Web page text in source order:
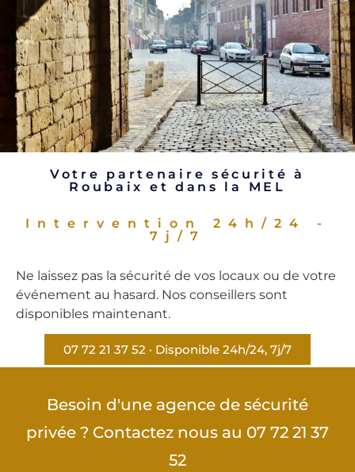
Votre partenaire sécurité à
Roubaix et dans la MEL
Intervention 24h/24 -
7j/7
Ne laissez pas la sécurité de vos locaux ou de votre
événement au hasard. Nos conseillers sont
disponibles maintenant.
07 72 21 37 52 · Disponible 24h/24, 7j/7
Besoin d'une agence de sécurité
privée ? Contactez nous au 07 72 21 37
52